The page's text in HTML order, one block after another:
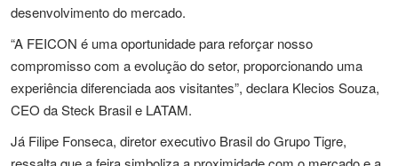
desenvolvimento do mercado.
“A FEICON é uma oportunidade para reforçar nosso
compromisso com a evolução do setor, proporcionando uma
experiência diferenciada aos visitantes”, declara Klecios Souza,
CEO da Steck Brasil e LATAM.
Já Filipe Fonseca, diretor executivo Brasil do Grupo Tigre,